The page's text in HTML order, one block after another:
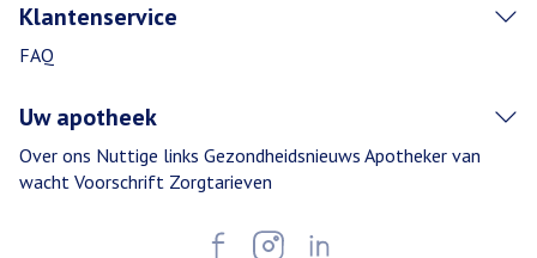
Klantenservice
FAQ
Uw apotheek
Over ons Nuttige links Gezondheidsnieuws Apotheker van
wacht Voorschrift Zorgtarieven